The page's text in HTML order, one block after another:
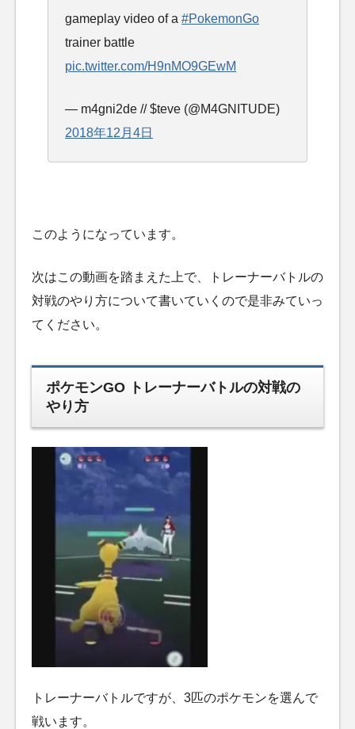
gameplay video of a#PokemonGo
trainer battle
pic.twitter.com/H9nMO9GEwM
— m4gni2de // $teve (@M4GNITUDE)
2018年12月4日
このようになっています。
次はこの動画を踏まえた上で、トレーナーバトルの
対戦のやり方について書いていくので是非みていっ
てください。
ポケモンGO トレーナーバトルの対戦の
やり方
トレーナーバトルですが、3匹のポケモンを選んで
戦います。